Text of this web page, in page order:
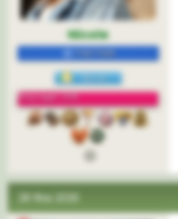
Nicole
Репутация: 22%
28 Фев 2026